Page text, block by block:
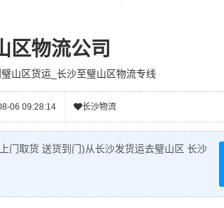
区物流公司
山区货运_长沙至璧山区物流专线
06 09:28:14 长沙物流
门取货 送货到门)从长沙发货运去璧山区 长沙